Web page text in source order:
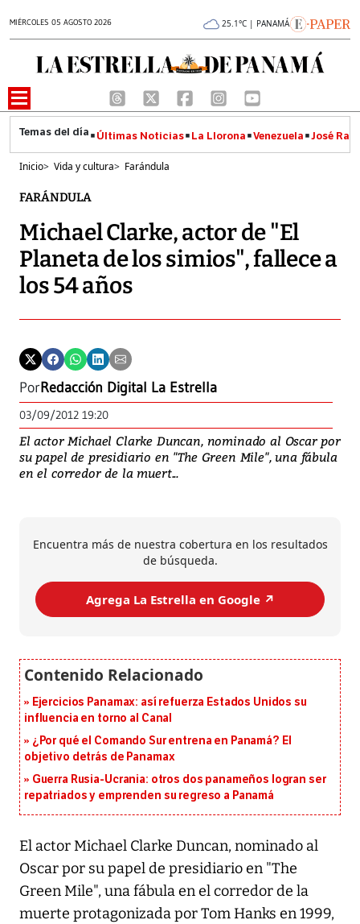
MIÉRCOLES 05 AGOSTO 2026 25.1°C | PANAMÁ
Últimas Noticias La Llorona Venezuela José
Inicio> Vida y cultura> Farándula
FARÁNDULA
Michael Clarke, actor de "El
Planeta de los simios", fallece a
los 54 años
PorRedacción Digital La Estrella
03/09/2012 19:20
El actor Michael Clarke Duncan, nominado al Oscar por
su papel de presidiario en "The Green Mile", una fábula
en el corredor de la muert...
Encuentra más de nuestra cobertura en los resultados
de búsqueda.
Agrega La Estrella en Google ↗️
Ejercicios Panamax: así refuerza Estados Unidos su
influencia en torno al Canal
¿Por qué el Comando Sur entrena en Panamá? El
objetivo detrás de Panamax
Guerra Rusia-Ucrania: otros dos panameños logran ser
repatriados y emprenden su regreso a Panamá
El actor Michael Clarke Duncan, nominado al
Oscar por su papel de presidiario en "The
Green Mile", una fábula en el corredor de la
muerte protagonizada por Tom Hanks en 1999,